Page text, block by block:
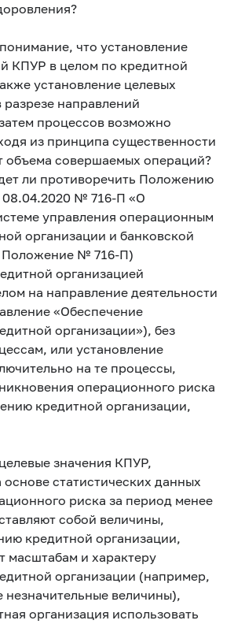
что установление
КПУР в целом по кредитной
установление целевых
направлений
процессов возможно
из принципа существенности
объема совершаемых операций?
ли противоречить Положению
08.04.2020 № 716-П «О
управления операционным
организации и банковской
Положение № 716-П)
организацией
на направление деятельности
«Обеспечение
организации»), без
или установление
на те процессы,
операционного риска
кредитной организации,
значения КПУР,
статистических данных
риска за период менее
собой величины,
кредитной организации,
масштабам и характеру
организации (например,
незначительные величины),
организация использовать